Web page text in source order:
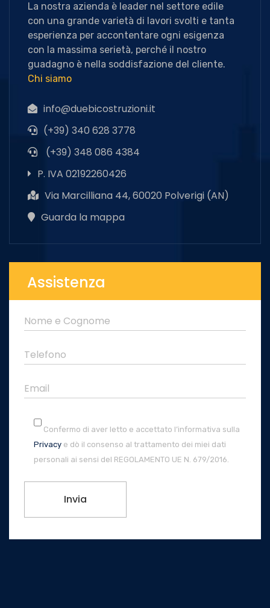
La nostra azienda è leader nel settore edile
con una grande varietà di lavori svolti e tanta
esperienza per accontentare ogni esigenza
con la massima serietà, perché il nostro
guadagno è nella soddisfazione del cliente.
Chi siamo
info@duebicostruzioni.it
(+39) 340 628 3778
(+39) 348 086 4384
P. IVA 02192260426
Via Marcilliana 44, 60020 Polverigi (AN)
Guarda la mappa
Assistenza
Confermo di aver letto e accettato l’informativa sulla
Privacy e dò il consenso al trattamento dei miei dati
personali ai sensi del REGOLAMENTO UE N. 679/2016.